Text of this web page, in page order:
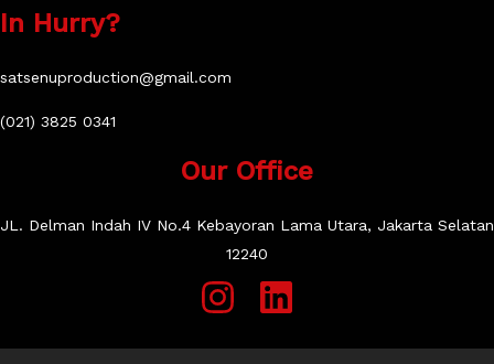
In Hurry?
satsenuproduction@gmail.com
(021) 3825 0341
Our Office
JL. Delman Indah IV No.4 Kebayoran Lama Utara, Jakarta Selatan
12240